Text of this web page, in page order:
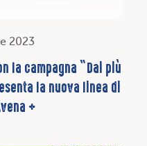
2023
la campagna “Dai più
la nuova linea di
+